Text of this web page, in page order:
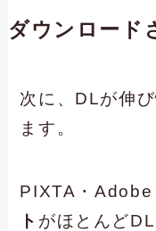
ダウンロード
次に、DLが伸
ます。
PIXTA・Adobe
ト がほとんど